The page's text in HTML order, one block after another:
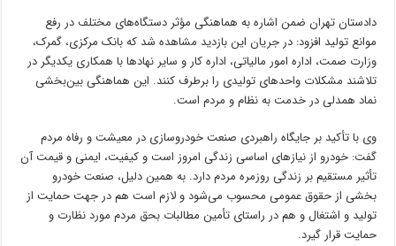
دادستان تهران ضمن اشاره به هماهنگی مؤثر دستگاه‌های مختلف در رفع
موانع تولید افزود: در جریان این بازدید مشاهده شد که بانک مرکزی، گمرک،
وزارت صمت، اداره امور مالیاتی، اداره کار و سایر نهادها با همکاری یکدیگر در
تلاشند مشکلات واحدهای تولیدی را برطرف کنند. این هماهنگی بین‌بخشی
نماد همدلی در خدمت به نظام و مردم است.
وی با تأکید بر جایگاه راهبردی صنعت خودروسازی در معیشت و رفاه مردم
گفت: خودرو از نیازهای اساسی زندگی امروز است و کیفیت، ایمنی و قیمت آن
تأثیر مستقیم بر زندگی روزمره مردم دارد. به همین دلیل، صنعت خودرو
بخشی از حقوق عمومی محسوب می‌شود و لازم است هم در جهت حمایت از
تولید و اشتغال و هم در راستای تأمین مطالبات بحق مردم مورد نظارت و
حمایت قرار گیرد.